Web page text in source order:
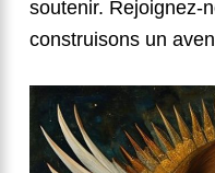
soutenir. Rejoignez-
construisons un